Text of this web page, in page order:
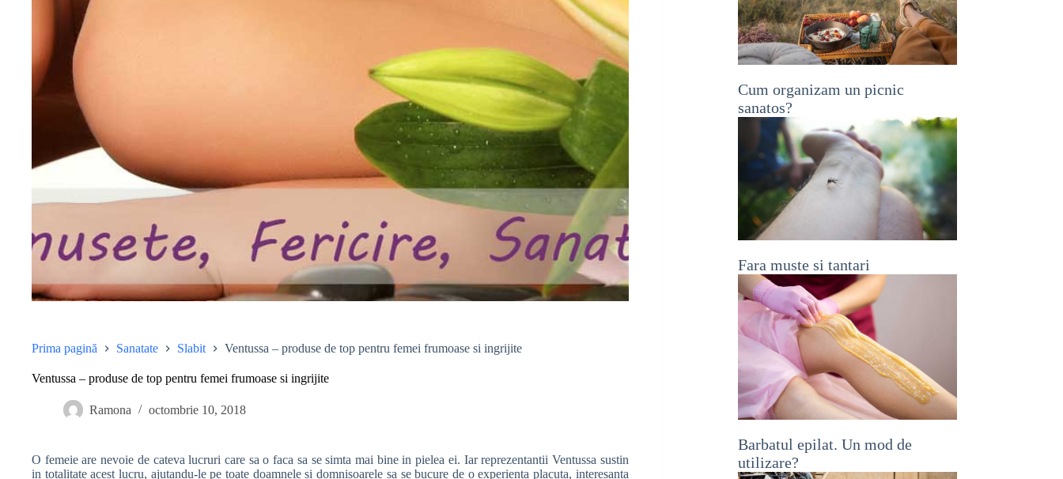
Prima pagină Sanatate Slabit Ventussa – produse de top pentru femei frumoase si ingrijite
Ventussa – produse de top pentru femei frumoase si ingrijite
Ramona octombrie 10, 2018
O femeie are nevoie de cateva lucruri care sa o faca sa se simta mai bine in pielea ei. Iar reprezentantii Ventussa sustin
in totalitate acest lucru, ajutandu-le pe toate doamnele si domnisoarele sa se bucure de o experienta placuta, interesanta
Cum organizam un picnic
sanatos?
Fara muste si tantari
Barbatul epilat. Un mod de
utilizare?